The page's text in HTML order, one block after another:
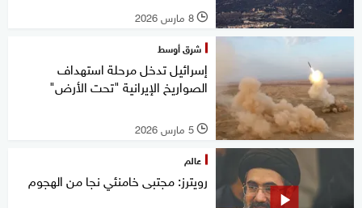
l 8 مارس 2026
شرق أوسط
إسرائيل تدخل مرحلة استهداف
الصواريخ الإيرانية "تحت الأرض"
l 5 مارس 2026
عالم
رويترز: مجتبى خامنئي نجا من الهجوم